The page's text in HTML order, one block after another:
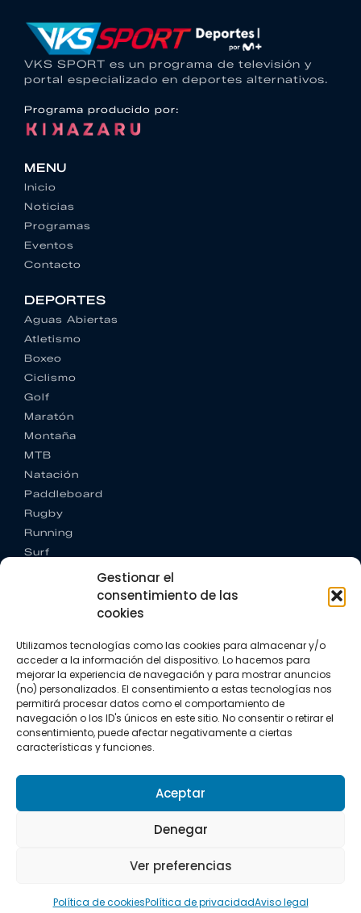
Gestionar el
consentimiento de las
cookies
Utilizamos tecnologías como las cookies para almacenar y/o
acceder a la información del dispositivo. Lo hacemos para
mejorar la experiencia de navegación y para mostrar anuncios
(no) personalizados. El consentimiento a estas tecnologías nos
permitirá procesar datos como el comportamiento de
navegación o los ID's únicos en este sitio. No consentir o retirar el
consentimiento, puede afectar negativamente a ciertas
características y funciones.
Aceptar
Denegar
Ver preferencias
Política de cookiesPolítica de privacidadAviso legal
VKS SPORT es un programa de televisión y
portal especializado en deportes alternativos.
Programa producido por:
MENU
Inicio
Noticias
Programas
Eventos
Contacto
DEPORTES
Aguas Abiertas
Atletismo
Boxeo
Ciclismo
Golf
Maratón
Montaña
MTB
Natación
Paddleboard
Rugby
Running
Surf
+34 922 303 191
+34 662 342 177
info@vkssport.com
SÍGUENOS
Política de privacidad
Copyright © 2026 VKS Sport.